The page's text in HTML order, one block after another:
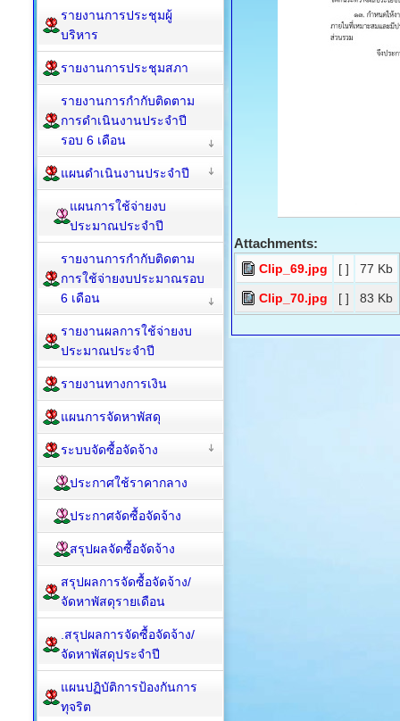
Attachments:
Clip_69.jpg [ ] 77 Kb
Clip_70.jpg [ ] 83 Kb
รายงานการประชุมผู้
บริหาร
รายงานการประชุมสภา
รายงานการกำกับติดตาม
การดำเนินงานประจำปี
รอบ 6 เดือน
แผนดำเนินงานประจำปี
แผนการใช้จ่ายงบ
ประมาณประจำปี
รายงานการกำกับติดตาม
การใช้จ่ายงบประมาณรอบ
6 เดือน
รายงานผลการใช้จ่ายงบ
ประมาณประจำปี
รายงานทางการเงิน
แผนการจัดหาพัสดุ
ระบบจัดซื้อจัดจ้าง
ประกาศใช้ราคากลาง
ประกาศจัดซื้อจัดจ้าง
สรุปผลจัดซื้อจัดจ้าง
สรุปผลการจัดซื้อจัดจ้าง/
จัดหาพัสดุรายเดือน
.สรุปผลการจัดซื้อจัดจ้าง/
จัดหาพัสดุประจำปี
แผนปฏิบัติการป้องกันการ
ทุจริต